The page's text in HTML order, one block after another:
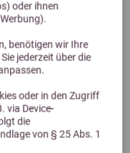
oder ihnen
benötigen wir Ihre
jederzeit über die
oder in den Zugriff
via Device-
die
von § 25 Abs. 1